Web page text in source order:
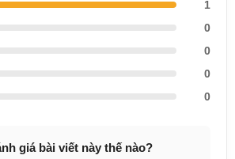
1
0
0
0
0
giá bài viết này thế nào?